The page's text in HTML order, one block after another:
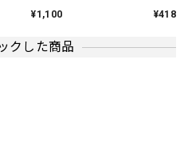
ーツ／ピンク
ちゃんに、とてもピッタリな
去 はみが
¥1,100 ¥418
クした商品